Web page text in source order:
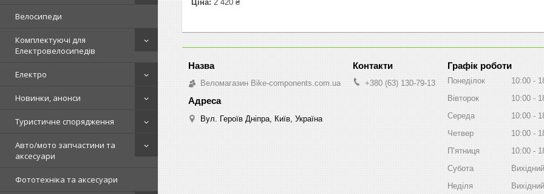
Велосипеди
Комплектуючі для
Електровелосипедів
Електро
Новинки, анонси
Туристичне спорядження
Авто/мото запчастини та
аксесуари
Фототехніка та аксесуари
Ціна: 2 420 ₴
Веломагазин Bike-components.com.ua
Вул. Героїв Дніпра, Київ, Україна
+380 (63) 130-79-13
Графік роботи
Понеділок 10:00
Вівторок
10:00
Середа
10:00
Четвер
10:00
Пʼятниця
10:00
Субота
Вихідний
Неділя
Вихідний